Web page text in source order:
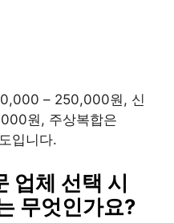
– 250,000원, 신
원, 주상복합은
입니다.
업체 선택 시
무엇인가요?